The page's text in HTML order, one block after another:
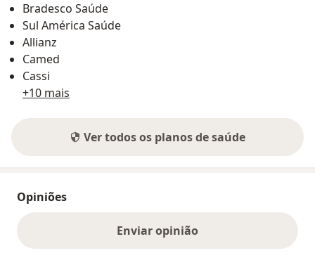
Bradesco Saúde
Sul América Saúde
Allianz
Camed
Cassi
+10 mais
Ver todos os planos de saúde
Opiniões
Enviar opinião